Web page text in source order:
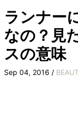
ランナー
なの？見
スの意味
Sep 04, 2016 /